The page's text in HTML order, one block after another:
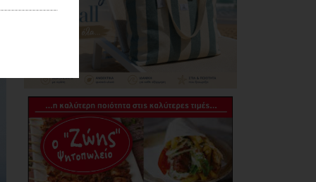
Βασιλόπουλος:
«Λυπηρό και
επικίνδυνο: Έλλειψη
Δημοτικό Συμβούλιο
λόγω σκόπιμης
αμέλειας ή
Δημοτικής Αρχής»
07/08/2026
Καρράς για Διοίκηση
Αηδόνη: Παραμύθια
και χάντρες προς
Ιθαγενείς... (photos)